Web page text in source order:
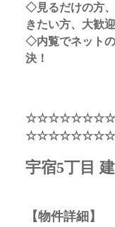
◇見るだけの方
きたい方、大歓
◇内覧でネット
決！
宇宿5丁目
【物件詳細】